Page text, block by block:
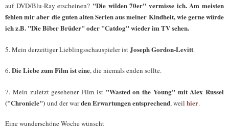
auf DVD/Blu-Ray erscheinen? "Die wilden 70er" vermisse ich. Am meisten
fehlen mir aber die guten alten Serien aus meiner Kindheit, wie gerne würde
ich z.B. "Die Biber Brüder" oder "Catdog" wieder im TV sehen.
5. Mein derzeitiger Lieblingsschauspieler istJoseph Gordon-Levitt.
6.Die Liebe zum Film ist eine, die niemals enden sollte.
7. Mein zuletzt gesehener Film ist "Wasted on the Young" mit Alex Russel
("Chronicle") und der warden Erwartungen entsprechend, weil hier.
Eine wunderschöne Woche wünscht